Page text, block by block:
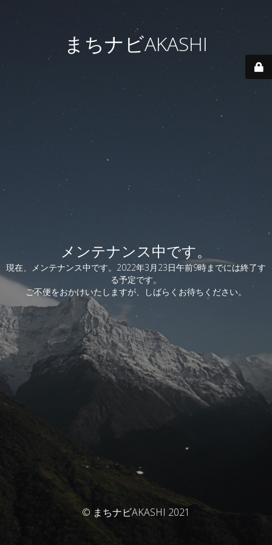
まちナビAKASHI
メンテナンス中です。
現在、メンテナンス中です。2022年3月23日午前9時までには終了す
る予定です。
ご不便をおかけいたしますが、しばらくお待ちください。
© まちナビAKASHI 2021